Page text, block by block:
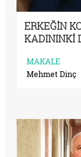
ERKEĞİN
KADININKİ
MAKALE
Mehmet Dinç